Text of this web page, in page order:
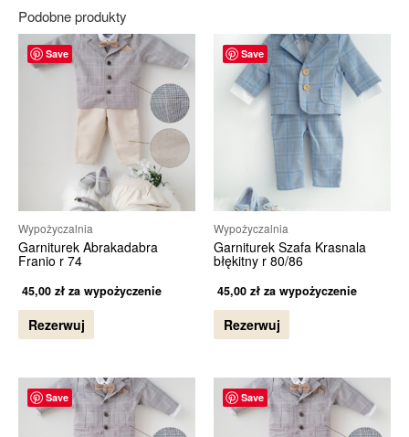
Podobne produkty
Save
Wypożyczalnia
Garniturek Abrakadabra
Franio r 74
45,00 zł za wypożyczenie
Rezerwuj
Save
Wypożyczalnia
Garniturek Szafa Krasnala
błękitny r 80/86
45,00 zł za wypożyczenie
Rezerwuj
Save Save